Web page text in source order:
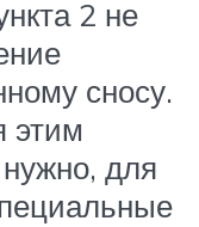
2 не
сносу.
этим
для